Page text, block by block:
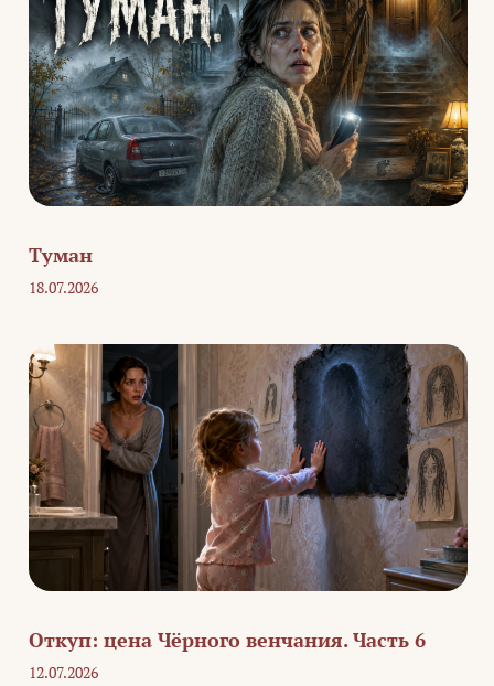
Туман
18.07.2026
Откуп: цена Чёрного венчания. Часть 6
12.07.2026